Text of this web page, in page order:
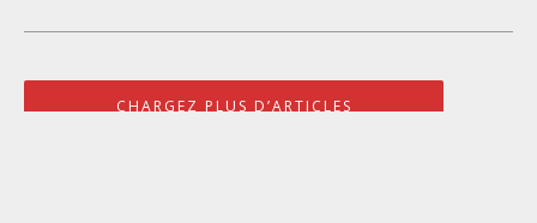
gouvernementales sur le long terme et même, selon
CHARGEZ PLUS D’ARTICLES